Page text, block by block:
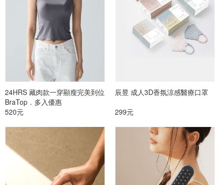
全部尺寸 M
L
2XL (26-30)腰
(28-32)腰
(34-38)腰
篩選
24HRS 藏肉款一穿顯瘦完美到位
BraTop．多入優惠
520元
辰昱 成人3D香氛涼感醫療口罩
299元